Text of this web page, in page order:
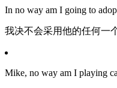
In no way am I going to
我决不会采用他的任何一
Mike, no way am I playing